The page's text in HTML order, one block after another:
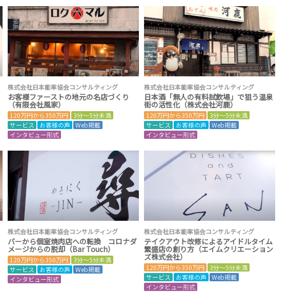
株式会社日本能率協会コンサルティング
お客様ファーストの地元の名店づくり
（有限会社風家）
120万円から350万円
3分～5分未満
サービス
お客様の声
Web掲載
インタビュー形式
株式会社日本能率協会コンサルティング
日本酒「無人の有料試飲場」で狙う温泉
街の活性化（株式会社河鹿）
120万円から350万円
3分～5分未満
サービス
お客様の声
Web掲載
インタビュー形式
株式会社日本能率協会コンサルティング
バーから個室焼肉店への転換 コロナダ
メージからの脱却（Bar Touch）
120万円から350万円
3分～5分未満
サービス
お客様の声
Web掲載
インタビュー形式
株式会社日本能率協会コンサルティング
テイクアウト改修によるアイドルタイム
繁盛店の創り方（エイムクリエーション
ズ株式会社）
120万円から350万円
3分～5分未満
サービス
お客様の声
Web掲載
インタビュー形式